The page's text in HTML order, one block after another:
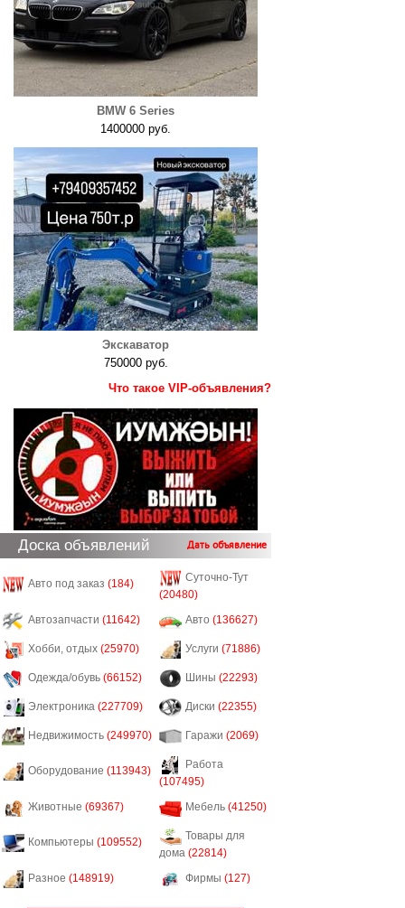
BMW 6 Series
1400000 руб.
Экскаватор
750000 руб.
Что такое VIP-объявления?
Доска объявлений Дать объявление
Авто под заказ (184)
Суточно-Тут
(20480)
Автозапчасти (11642) Авто (136627)
Хобби, отдых (25970) Услуги (71886)
Одежда/обувь (66152) Шины (22293)
Электроника (227709) Диски (22355)
Недвижимость (249970) Гаражи (2069)
Оборудование (113943)
Работа
(107495)
Животные (69367) Мебель (41250)
Компьютеры (109552)
Товары для
дома (22814)
Разное (148919) Фирмы (127)